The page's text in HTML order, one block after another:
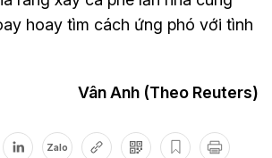
hoay tìm cách ứng phó với tình
Vân Anh (Theo Reuters)
Zalo